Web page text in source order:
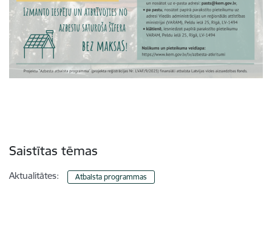
Saistītas tēmas
Aktualitātes: Atbalsta programmas